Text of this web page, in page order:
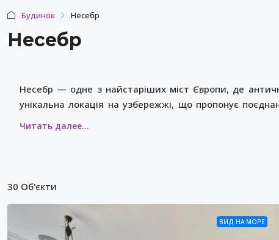
Будинок Несебр
Несебр
Несебр — одне з найстаріших міст Європи, де
унікальна локація на узбережжі, що пропонує
30 Об'єкти
ВИД НА МОРЕ